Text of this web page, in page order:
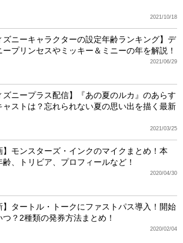
2021/10/18
ズニーキャラクターの設定年齢ランキング】デ
ープリンセスやミッキー＆ミニーの年を解説！
2021/06/29
ズニープラス配信】『あの夏のルカ』のあらす
ャストは？忘れられない夏の思い出を描く最新
2021/03/25
】モンスターズ・インクのマイクまとめ！本
齢、トリビア、プロフィールなど！
2020/04/30
】タートル・トークにファストパス導入！開始
つ？2種類の発券方法まとめ！
2020/02/04